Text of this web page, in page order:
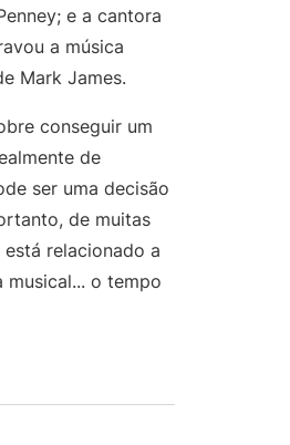
e a cantora
a música
Mark James.
conseguir um
de
ser uma decisão
de muitas
relacionado a
o tempo